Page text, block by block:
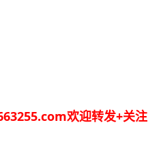
欢迎转发+关注